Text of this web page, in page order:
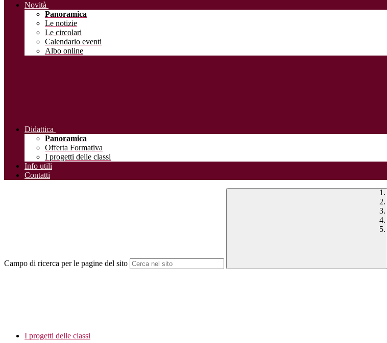
Novità
Panoramica
Le notizie
Le circolari
Calendario eventi
Albo online
Didattica
Panoramica
Offerta Formativa
I progetti delle classi
Info utili
Contatti
Campo di ricerca per le pagine del sito
I progetti delle classi